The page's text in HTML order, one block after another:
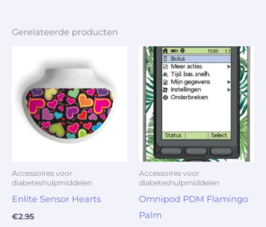
Gerelateerde producten
Accessoires voor
diabeteshulpmiddelen
Enlite Sensor Hearts
€2.95
Accessoires voor
diabeteshulpmiddelen
Omnipod PDM Flamingo
Palm